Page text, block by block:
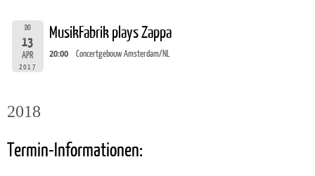
DO
13
APR
2017
MusikFabrik plays Zappa
20:00 Concertgebouw Amsterdam/NL
2018
Termin-Informationen: